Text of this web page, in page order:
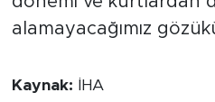
alamayacağımız
Kaynak: İHA